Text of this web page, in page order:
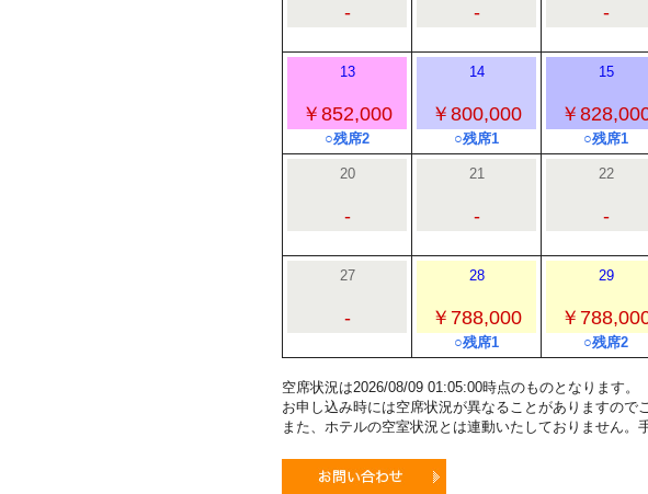
- - -
13
￥852,000
○残席2
14
￥800,000
○残席1
15
￥
○残席1
20
-
21
-
22
-
27
-
28
￥788,000
○残席1
29
￥
○残席2
空席状況は2026/08/09 01:05:00時点のものとなります。
お申し込み時には空席状況が異なることがありますので
また、ホテルの空室状況とは連動いたしておりません。